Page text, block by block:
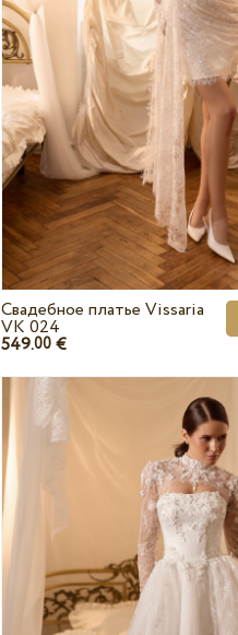
Свадебное платье Vissaria
VK 024
549.00 €